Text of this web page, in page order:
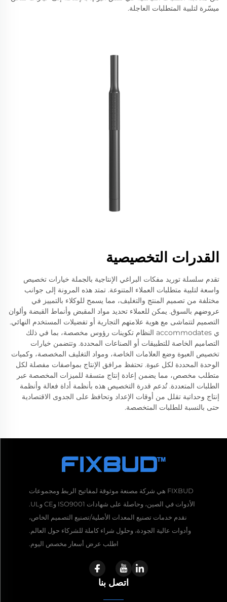
ميسّرة لتلبية المتطلبات العاجلة.
القدرات التخصيصية
تقدم سلسلة توريد مفكات البراغي الإنتاجية بالجملة خيارات تخصيص
واسعة لتلبية متطلبات العملاء المتنوعة. تمتد هذه المرونة إلى جوانب
مختلفة من تصميم المنتج والتغليف، مما يسمح للوكلاء بالتمييز في
عروضهم بالسوق. يمكن للعملاء تحديد مواد المقبض وأنماط القبضة وألوان
التصميم لتتماشى مع هوية علامتهم التجارية أو تفضيلات المستخدم النهائي.
ي accommodates النظام تكوينات رؤوس مخصصة، بما في ذلك
التصاميم الخاصة للتطبيقات أو الصناعات المحددة. وتتضمن خيارات
تخصيص العبوة وضع العلامات الخاصة، ومواد التغليف المخصصة، وكميات
الوحدة المحددة لكل عبوة. تحتفظ مرافق الإنتاج بمواصفات مفصلة لكل
متطلب مخصص، مما يضمن إعادة إنتاج متسقة للميزات المخصصة عبر
الطلبات المتعددة. تُدعم قدرة التخصيص هذه بأنظمة أداة فعالة وأنظمة
إنتاج وحداتية تقلل من أوقات الإعداد وتحافظ على الجدوى الاقتصادية
حتى بالنسبة للطلبات المتخصصة.
FIXBUD هي شركة مصنعة موثوقة لمفاتيح الربط ومجموعات
الأدوات في الصين، وحاصلة على شهادات ISO9001 وCE وUL.
نقدم خدمات تصنيع المعدات الأصلية/تصنيع التصميم الخاص،
وأدوات عالية الجودة، وحلول شراء كاملة للشركاء حول العالم.
اطلب عرض أسعار مخصص اليوم.
اتصل بنا